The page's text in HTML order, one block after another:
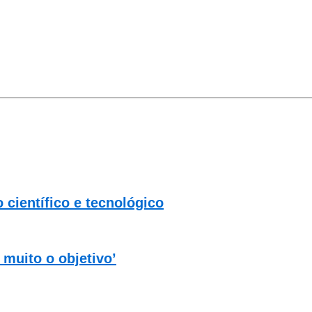
científico e tecnológico
o objetivo’